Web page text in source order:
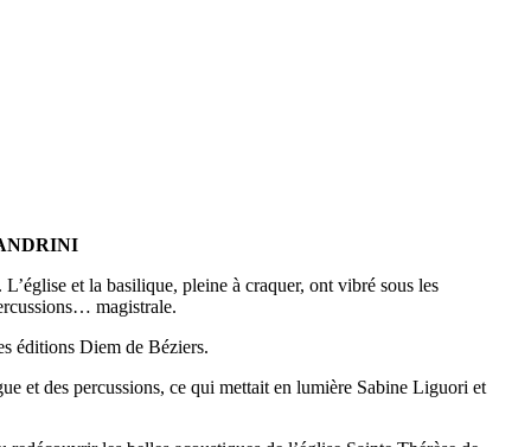
et la basilique, pleine à craquer, ont vibré sous les
magistrale.
éditions Diem de Béziers.
et des percussions, ce qui mettait en lumière Sabine Liguori et